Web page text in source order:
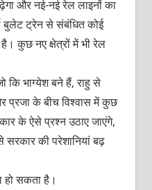
और नई-नई रेल लाइनों का
बुलेट ट्रेन से संबंधित कोई
कुछ नए क्षेत्रों में भी रेल
कि भाग्येश बने हैं, राहु से
प्रजा के बीच विश्वास में कुछ
के ऐसे प्रश्न उठाए जाएंगे,
की परेशानियां बढ़
हो सकता है।